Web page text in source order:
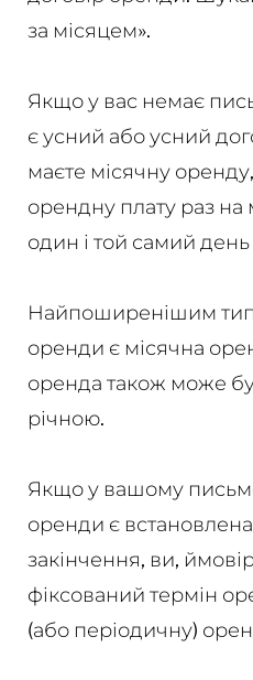
за місяцем».
Якщо у вас немає
є усний або усний
маєте місячну
орендну плату раз
один і той самий
Найпоширенішим
оренди є місячна
оренда також може
річною.
Якщо у вашому
оренди є встановлена
закінчення, ви,
фіксований термін
(або періодичну)